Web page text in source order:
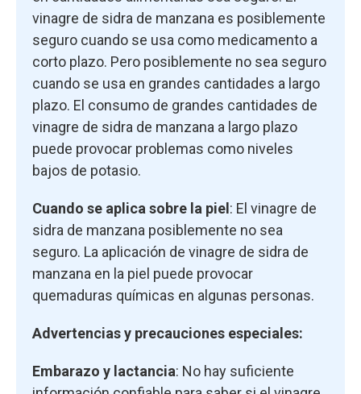
vinagre de sidra de manzana es posiblemente
seguro cuando se usa como medicamento a
corto plazo. Pero posiblemente no sea seguro
cuando se usa en grandes cantidades a largo
plazo. El consumo de grandes cantidades de
vinagre de sidra de manzana a largo plazo
puede provocar problemas como niveles
bajos de potasio.
Cuando se aplica sobre la piel : El vinagre de
sidra de manzana posiblemente no sea
seguro. La aplicación de vinagre de sidra de
manzana en la piel puede provocar
quemaduras químicas en algunas personas.
Advertencias y precauciones especiales:
Embarazo y lactancia: No hay suficiente